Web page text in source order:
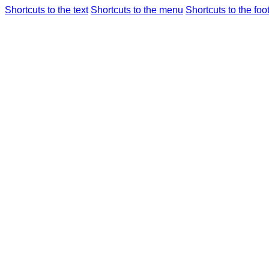
Shortcuts to the text Shortcuts to the menu Shortcuts to the